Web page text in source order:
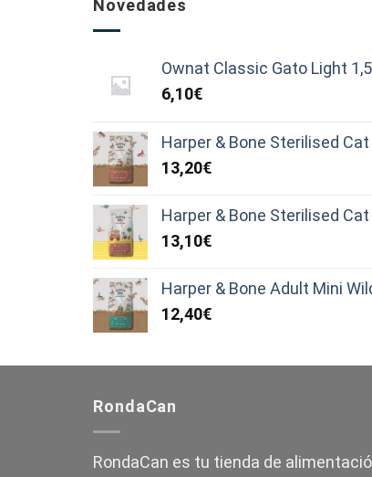
Novedades
Ownat Classic Gato Light
6,10€
Harper & Bone Sterilised
13,20€
Harper & Bone Sterilised
13,10€
Harper & Bone Adult Mini
12,40€
RondaCan
RondaCan es tu tienda de